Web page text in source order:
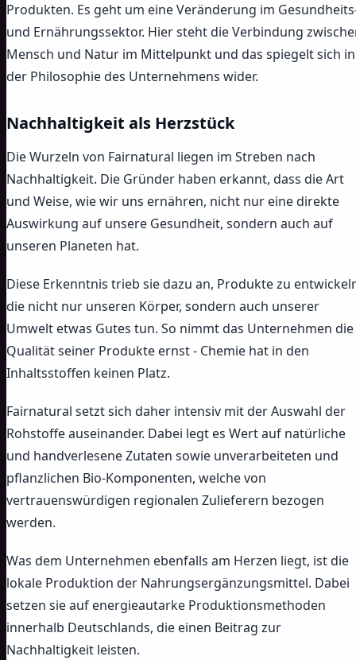
Produkten. Es geht um eine Veränderung im
und Ernährungssektor. Hier steht die Verbindung
Mensch und Natur im Mittelpunkt und das spiegelt sich in
der Philosophie des Unternehmens wider.
Nachhaltigkeit als Herzstück
Die Wurzeln von Fairnatural liegen im Streben nach
Nachhaltigkeit. Die Gründer haben erkannt, dass die Art
und Weise, wie wir uns ernähren, nicht nur eine direkte
Auswirkung auf unsere Gesundheit, sondern auch auf
unseren Planeten hat.
Diese Erkenntnis trieb sie dazu an, Produkte zu
die nicht nur unseren Körper, sondern auch unserer
Umwelt etwas Gutes tun. So nimmt das Unternehmen die
Qualität seiner Produkte ernst - Chemie hat in den
Inhaltsstoffen keinen Platz.
Fairnatural setzt sich daher intensiv mit der Auswahl der
Rohstoffe auseinander. Dabei legt es Wert auf natürliche
und handverlesene Zutaten sowie unverarbeiteten und
pflanzlichen Bio-Komponenten, welche von
vertrauenswürdigen regionalen Zulieferern bezogen
werden.
Was dem Unternehmen ebenfalls am Herzen liegt, ist die
lokale Produktion der Nahrungsergänzungsmittel. Dabei
setzen sie auf energieautarke Produktionsmethoden
innerhalb Deutschlands, die einen Beitrag zur
Nachhaltigkeit leisten.